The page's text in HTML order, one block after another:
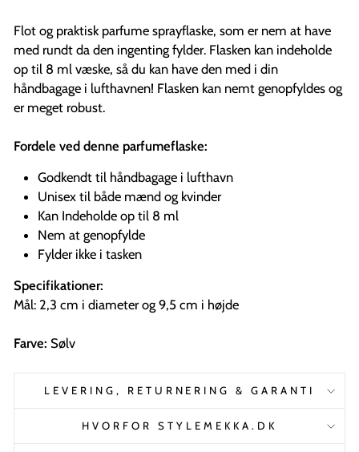
Flot og praktisk parfume sprayflaske, som er nem at have
med rundt da den ingenting fylder. Flasken kan indeholde
op til 8 ml væske, så du kan have den med i din
håndbagage i lufthavnen! Flasken kan nemt genopfyldes og
er meget robust.
Fordele ved denne parfumeflaske:
Godkendt til håndbagage i lufthavn
Unisex til både mænd og kvinder
Kan Indeholde op til 8 ml
Nem at genopfylde
Fylder ikke i tasken
Specifikationer:
Mål: 2,3 cm i diameter og 9,5 cm i højde
Farve: Sølv
LEVERING, RETURNERING & GARANTI
HVORFOR STYLEMEKKA.DK